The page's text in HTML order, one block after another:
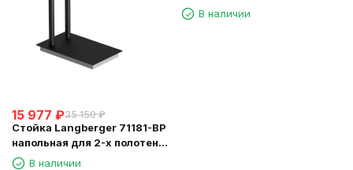
15 977 ₽35 150 ₽
Стойка Langberger 71181-BP
напольная для 2-х полотенец
чернаяВ наличии
хромированный к стене
круглый 300 мл
В наличии